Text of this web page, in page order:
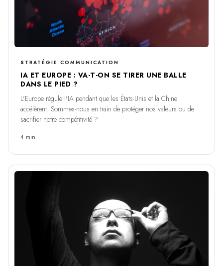
STRATÉGIE COMMUNICATION
IA ET EUROPE : VA-T-ON SE TIRER UNE BALLE
DANS LE PIED ?
L'Europe régule l'IA pendant que les États-Unis et la Chine
accélèrent. Sommes-nous en train de protéger nos valeurs ou de
sacrifier notre compétitivité ?
4 min